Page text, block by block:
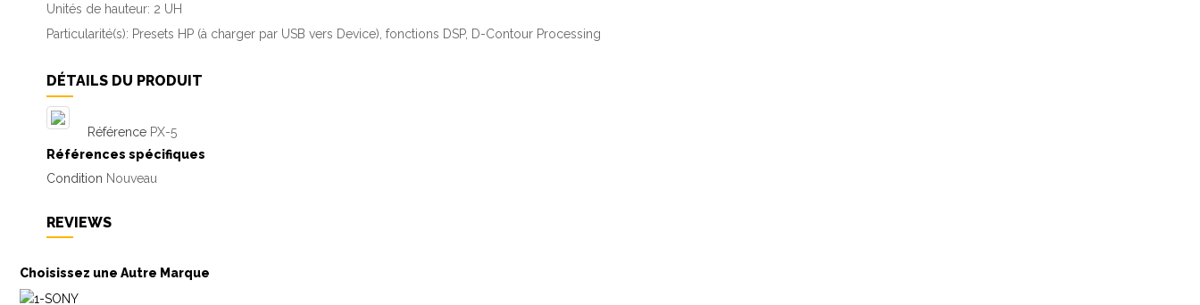
Unités de hauteur: 2 UH
Particularité(s): Presets HP (à charger par USB vers Device), fonctions DSP, D-Contour Processing
DÉTAILS DU PRODUIT
Référence PX-5
Références spécifiques
Condition Nouveau
REVIEWS
Choisissez une Autre Marque